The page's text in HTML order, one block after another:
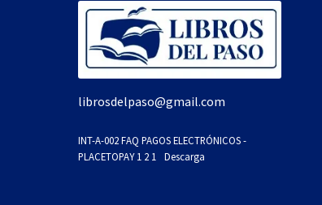
librosdelpaso@gmail.com
INT-A-002 FAQ PAGOS ELECTRÓNICOS -
PLACETOPAY 1 2 1
Descarga